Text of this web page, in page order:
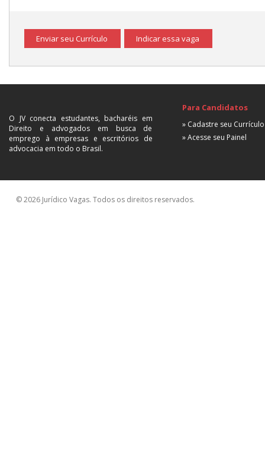
Enviar seu Currículo Indicar essa vaga
O JV conecta estudantes, bacharéis em
Direito e advogados em busca de
emprego à empresas e escritórios de
advocacia em todo o Brasil.
Para Candidatos
» Cadastre seu Currículo
» Acesse seu Painel
© 2026 Jurídico Vagas. Todos os direitos reservados.